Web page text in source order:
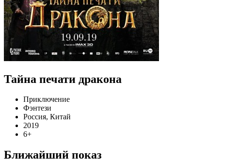
Тайна печати дракона
Приключение
Фэнтези
Россия, Китай
2019
6+
Ближайший показ